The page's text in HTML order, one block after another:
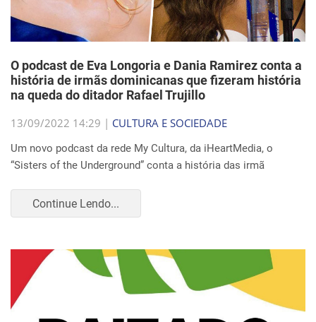
O podcast de Eva Longoria e Dania Ramirez conta a
história de irmãs dominicanas que fizeram história
na queda do ditador Rafael Trujillo
13/09/2022 14:29 | CULTURA E SOCIEDADE
Um novo podcast da rede My Cultura, da iHeartMedia, o
“Sisters of the Underground” conta a história das irmã
Continue Lendo...